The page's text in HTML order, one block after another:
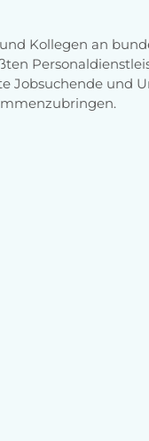
Kollegen an
Jobsuchende und